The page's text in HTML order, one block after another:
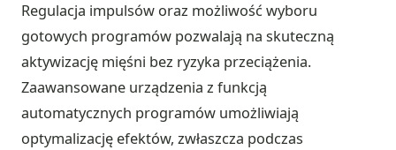
Regulacja impulsów oraz możliwość wyboru
gotowych programów pozwalają na skuteczną
aktywizację mięśni bez ryzyka przeciążenia.
Zaawansowane urządzenia z funkcją
automatycznych programów umożliwiają
optymalizację efektów, zwłaszcza podczas